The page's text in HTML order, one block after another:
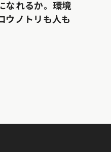
なれるか。環境
ウノトリも人も